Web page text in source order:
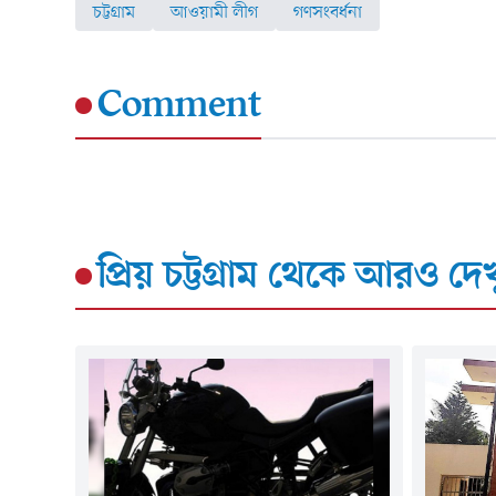
চট্টগ্রাম আওয়ামী লীগ গণসংবর্ধনা
Comment
প্রিয় চট্টগ্রাম থেকে আরও